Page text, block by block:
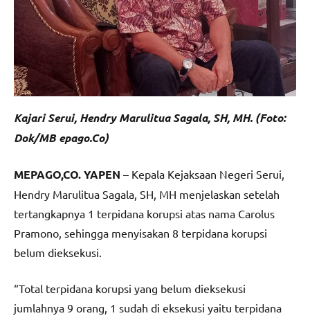
Kajari Serui, Hendry Marulitua Sagala, SH, MH. (Foto:
Dok/MB epago.Co)
MEPAGO,CO. YAPEN – Kepala Kejaksaan Negeri Serui,
Hendry Marulitua Sagala, SH, MH menjelaskan setelah
tertangkapnya 1 terpidana korupsi atas nama Carolus
Pramono, sehingga menyisakan 8 terpidana korupsi
belum dieksekusi.
“Total terpidana korupsi yang belum dieksekusi
jumlahnya 9 orang, 1 sudah di eksekusi yaitu terpidana